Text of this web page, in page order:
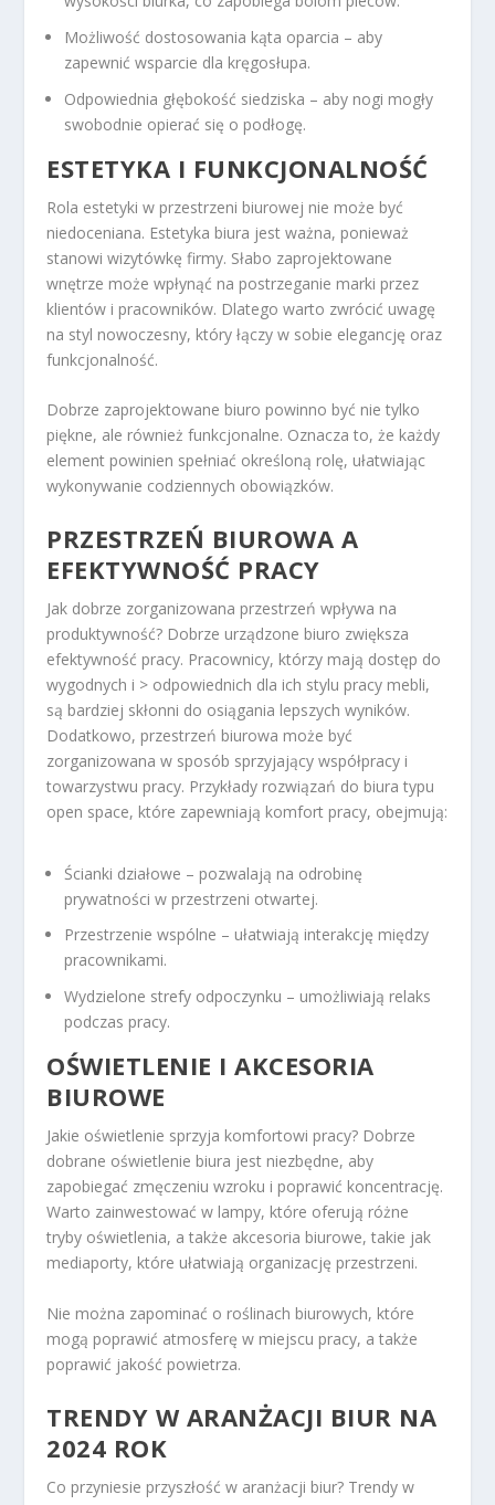
Możliwość dostosowania kąta oparcia – aby
zapewnić wsparcie dla kręgosłupa.
Odpowiednia głębokość siedziska – aby nogi mogły
swobodnie opierać się o podłogę.
ESTETYKA I FUNKCJONALNOŚĆ
Rola estetyki w przestrzeni biurowej nie może być
niedoceniana. Estetyka biura jest ważna, ponieważ
stanowi wizytówkę firmy. Słabo zaprojektowane
wnętrze może wpłynąć na postrzeganie marki przez
klientów i pracowników. Dlatego warto zwrócić uwagę
na styl nowoczesny, który łączy w sobie elegancję oraz
funkcjonalność.
Dobrze zaprojektowane biuro powinno być nie tylko
piękne, ale również funkcjonalne. Oznacza to, że każdy
element powinien spełniać określoną rolę, ułatwiając
wykonywanie codziennych obowiązków.
PRZESTRZEŃ BIUROWA A
EFEKTYWNOŚĆ PRACY
Jak dobrze zorganizowana przestrzeń wpływa na
produktywność? Dobrze urządzone biuro zwiększa
efektywność pracy. Pracownicy, którzy mają dostęp do
wygodnych i > odpowiednich dla ich stylu pracy mebli,
są bardziej skłonni do osiągania lepszych wyników.
Dodatkowo, przestrzeń biurowa może być
zorganizowana w sposób sprzyjający współpracy i
towarzystwu pracy. Przykłady rozwiązań do biura typu
open space, które zapewniają komfort pracy, obejmują:
Ścianki działowe – pozwalają na odrobinę
prywatności w przestrzeni otwartej.
Przestrzenie wspólne – ułatwiają interakcję między
pracownikami.
Wydzielone strefy odpoczynku – umożliwiają relaks
podczas pracy.
OŚWIETLENIE I AKCESORIA
BIUROWE
Jakie oświetlenie sprzyja komfortowi pracy? Dobrze
dobrane oświetlenie biura jest niezbędne, aby
zapobiegać zmęczeniu wzroku i poprawić koncentrację.
Warto zainwestować w lampy, które oferują różne
tryby oświetlenia, a także akcesoria biurowe, takie jak
mediaporty, które ułatwiają organizację przestrzeni.
Nie można zapominać o roślinach biurowych, które
mogą poprawić atmosferę w miejscu pracy, a także
poprawić jakość powietrza.
TRENDY W ARANŻACJI BIUR NA
2024 ROK
Co przyniesie przyszłość w aranżacji biur? Trendy w